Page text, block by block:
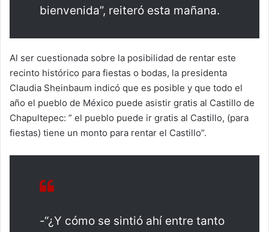
bienvenida”, reiteró esta mañana.
Al ser cuestionada sobre la posibilidad de rentar este
recinto histórico para fiestas o bodas, la presidenta
Claudia Sheinbaum indicó que es posible y que todo el
año el pueblo de México puede asistir gratis al Castillo de
Chapultepec: ” el pueblo puede ir gratis al Castillo, (para
fiestas) tiene un monto para rentar el Castillo”.
-“¿Y cómo se sintió ahí entre tanto